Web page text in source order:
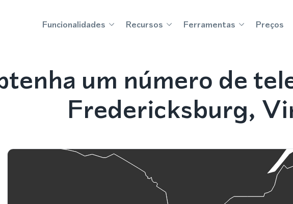
Funcionalidades Recursos Ferramentas Preços
um número de
Fredericksburg,